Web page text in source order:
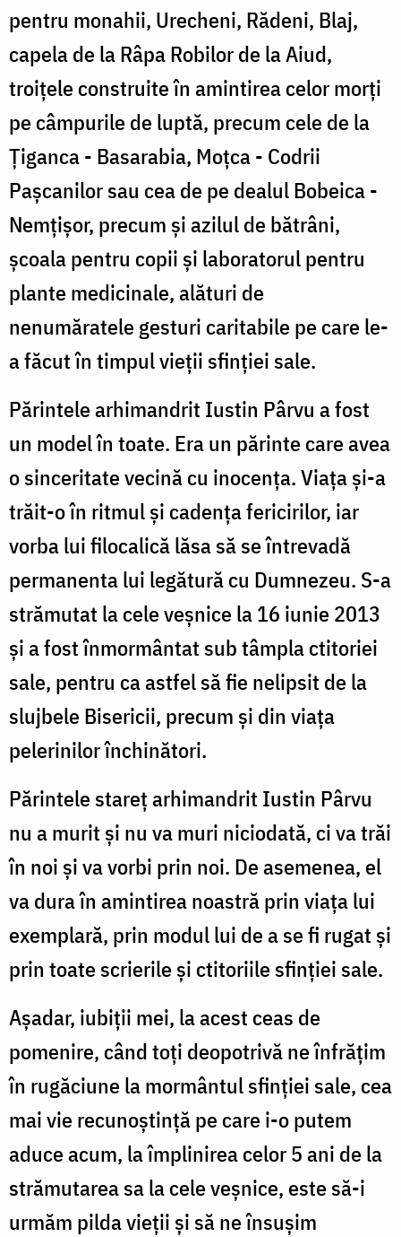
pentru monahii, Urecheni, Rădeni, Blaj,
capela de la Râpa Robilor de la Aiud,
troiţele construite în amintirea celor morţi
pe câmpurile de luptă, precum cele de la
Ţiganca - Basarabia, Moţca - Codrii
Paşcanilor sau cea de pe dealul Bobeica -
Nemţişor, precum şi azilul de bătrâni,
şcoala pentru copii şi laboratorul pentru
plante medicinale, alături de
nenumăratele gesturi caritabile pe care le-
a făcut în timpul vieţii sfinţiei sale.
Părintele arhimandrit Iustin Pârvu a fost
un model în toate. Era un părinte care avea
o sinceritate vecină cu inocenţa. Viaţa şi-a
trăit-o în ritmul şi cadenţa fericirilor, iar
vorba lui filocalică lăsa să se întrevadă
permanenta lui legătură cu Dumnezeu. S-a
strămutat la cele veşnice la 16 iunie 2013
şi a fost înmormântat sub tâmpla ctitoriei
sale, pentru ca astfel să fie nelipsit de la
slujbele Bisericii, precum şi din viaţa
pelerinilor închinători.
Părintele stareţ arhimandrit Iustin Pârvu
nu a murit şi nu va muri niciodată, ci va trăi
în noi şi va vorbi prin noi. De asemenea, el
va dura în amintirea noastră prin viaţa lui
exemplară, prin modul lui de a se fi rugat şi
prin toate scrierile şi ctitoriile sfinţiei sale.
Aşadar, iubiţii mei, la acest ceas de
pomenire, când toţi deopotrivă ne înfrăţim
în rugăciune la mormântul sfinţiei sale, cea
mai vie recunoştinţă pe care i-o putem
aduce acum, la împlinirea celor 5 ani de la
strămutarea sa la cele veşnice, este să-i
urmăm pilda vieţii şi să ne însuşim